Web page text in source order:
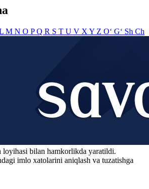
M N O PQ R S T U V X Y Z O‘ G‘ Sh Ch
loyihasi bilan hamkorlikda yaratildi.
imlo xatolarini aniqlash va tuzatishga